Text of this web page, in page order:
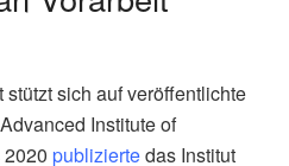
sich auf veröffentlichte
Institute of
publiziertedas Institut